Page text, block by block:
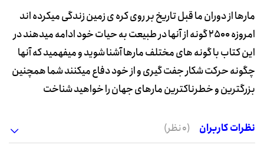
مارها از دوران ما قبل تاریخ بر روی کره ی زمین زندگی میکرده اند
امروزه 2500 گونه از آنها در طبیعت به حیات خود ادامه میدهند در
این کتاب با گونه های مختلف مارها آشنا شوید و میفهمید که آنها
چگونه حرکت شکار جفت گیری و از خود دفاع میکنند شما همچنین
بزرگترین و خطرناکترین مارهای جهان را خواهید شناخت
نظرات کاربران (0 نظر)